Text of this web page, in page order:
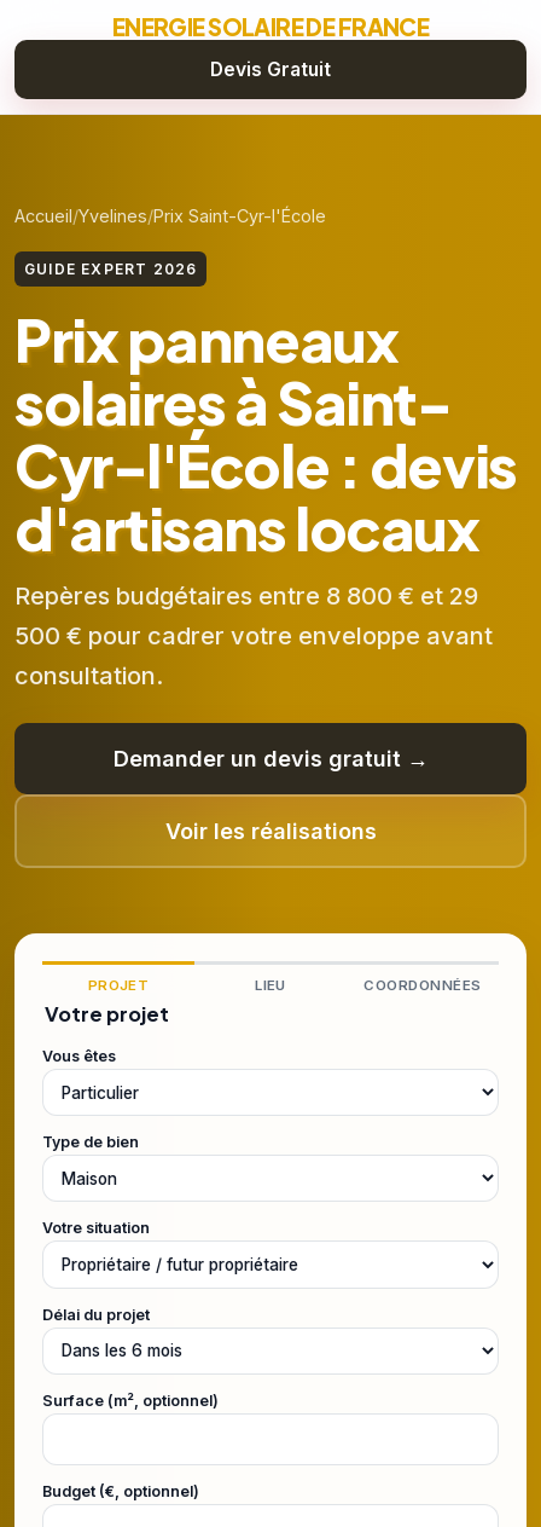
ENERGIE SOLAIRE DE FRANCE
Devis Gratuit
Accueil Yvelines Prix Saint-Cyr-l'École
GUIDE EXPERT 2026
Prix panneaux
solaires à Saint-
Cyr-l'École : devis
d'artisans locaux
Repères budgétaires entre 8 800 € et 29
500 € pour cadrer votre enveloppe avant
consultation.
Demander un devis gratuit →
Voir les réalisations
PROJET LIEU COORDONNÉES
Votre projet
Vous êtes
Type de bien
Votre situation
Délai du projet
Surface (m², optionnel)
Budget (€, optionnel)